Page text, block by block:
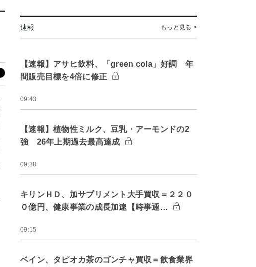
速報 もっと見る >
【速報】アサヒ飲料、「green cola」好調 年
間販売目標を4倍に修正
09:43
【速報】植物性ミルク、豆乳・アーモンドの2
強 26年上期過去最高達成
09:38
キリンＨＤ、加サプリメント大手買収＝２２０
０億円、健康事業の成長加速【時事通…
09:15
ベイン、タピオカ茶のゴンチャ買収＝飲食業界